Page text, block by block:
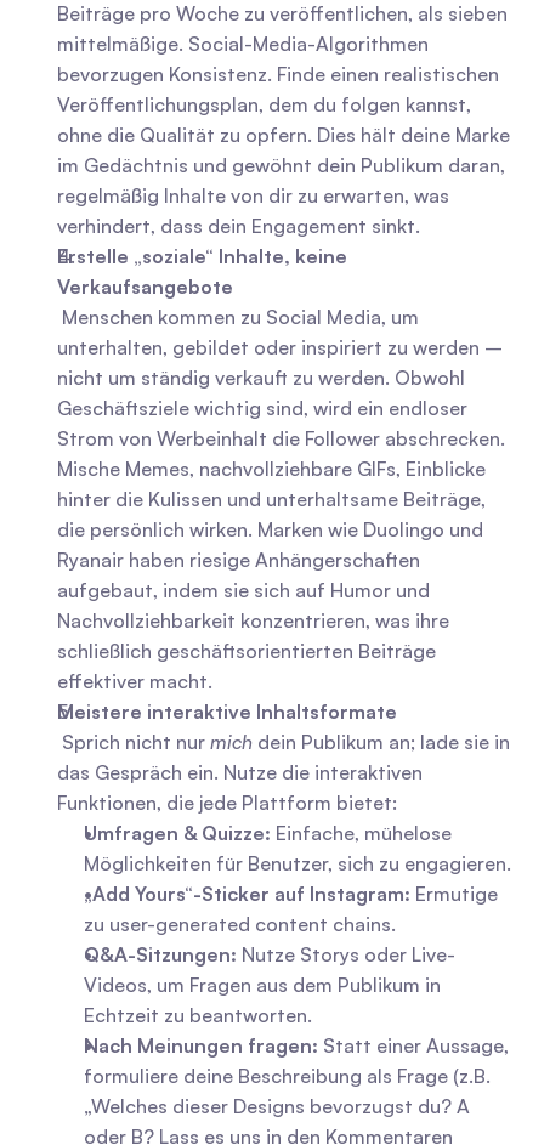
Beiträge pro Woche zu veröffentlichen, als sieben
mittelmäßige. Social-Media-Algorithmen
bevorzugen Konsistenz. Finde einen realistischen
Veröffentlichungsplan, dem du folgen kannst,
ohne die Qualität zu opfern. Dies hält deine Marke
im Gedächtnis und gewöhnt dein Publikum daran,
regelmäßig Inhalte von dir zu erwarten, was
verhindert, dass dein Engagement sinkt.
Erstelle „soziale“ Inhalte, keine
Verkaufsangebote
unterhalten, gebildet oder inspiriert zu werden –
nicht um ständig verkauft zu werden. Obwohl
Geschäftsziele wichtig sind, wird ein endloser
Strom von Werbeinhalt die Follower abschrecken.
Mische Memes, nachvollziehbare GIFs, Einblicke
hinter die Kulissen und unterhaltsame Beiträge,
die persönlich wirken. Marken wie Duolingo und
Ryanair haben riesige Anhängerschaften
aufgebaut, indem sie sich auf Humor und
Nachvollziehbarkeit konzentrieren, was ihre
schließlich geschäftsorientierten Beiträge
effektiver macht.
Meistere interaktive Inhaltsformate
Sprich nicht nur mich dein Publikum an; lade sie in
das Gespräch ein. Nutze die interaktiven
Funktionen, die jede Plattform bietet:
Umfragen & Quizze: Einfache, mühelose
Möglichkeiten für Benutzer, sich zu engagieren.
„Add Yours“-Sticker auf Instagram: Ermutige
zu user-generated content chains.
Q&A-Sitzungen: Nutze Storys oder Live-
Videos, um Fragen aus dem Publikum in
Echtzeit zu beantworten.
Nach Meinungen fragen: Statt einer Aussage,
formuliere deine Beschreibung als Frage (z.B.
„Welches dieser Designs bevorzugst du? A
oder B? Lass es uns in den Kommentaren